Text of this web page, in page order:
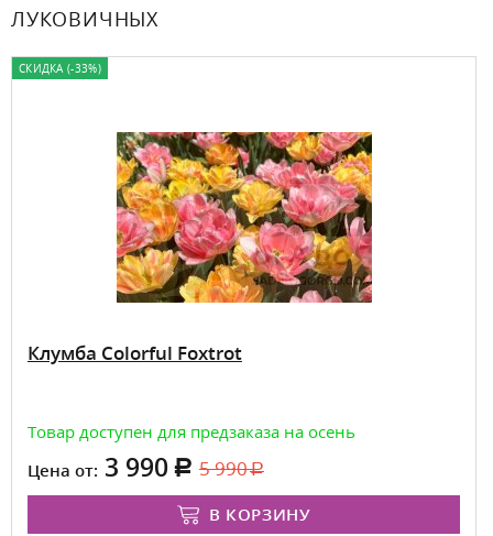
ЛУКОВИЧНЫХ
СКИДКА (-33%)
Клумба Colorful Foxtrot
Товар доступен для предзаказа на осень
Цена от: 3 990 5 990
В КОРЗИНУ